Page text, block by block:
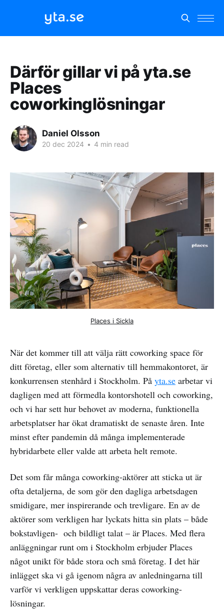
Därför gillar vi på yta.se
Places
coworkinglösningar
Daniel Olsson
20 dec 2024 • 4 min read
Places i Sickla
När det kommer till att välja rätt coworking space för
ditt företag, eller som alternativ till hemmakontoret, är
konkurrensen stenhård i Stockholm. På yta.se arbetar vi
dagligen med att förmedla kontorshotell och coworking,
och vi har sett hur behovet av moderna, funktionella
arbetsplatser har ökat dramatiskt de senaste åren. Inte
minst efter pandemin då många implementerade
hybridarbete eller valde att arbeta helt remote.
Det som får många coworking-aktörer att sticka ut är
ofta detaljerna, de som gör den dagliga arbetsdagen
smidigare, mer inspirerande och trevligare. En av de
aktörer som verkligen har lyckats hitta sin plats – både
bokstavligen- och bildligt talat – är Places. Med flera
anläggningar runt om i Stockholm erbjuder Places
något unikt för både stora och små företag. I det här
inlägget ska vi gå igenom några av anledningarna till
varför vi verkligen uppskattar deras coworking-
lösningar.